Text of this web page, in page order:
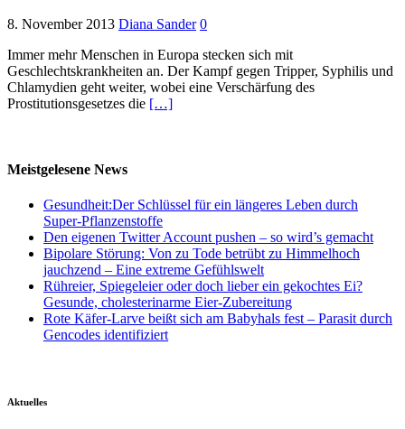
8. November 2013 Diana Sander 0
Immer mehr Menschen in Europa stecken sich mit
Geschlechtskrankheiten an. Der Kampf gegen Tripper, Syphilis und
Chlamydien geht weiter, wobei eine Verschärfung des
Prostitutionsgesetzes die […]
Meistgelesene News
Gesundheit:Der Schlüssel für ein längeres Leben durch
Super-Pflanzenstoffe
Den eigenen Twitter Account pushen – so wird’s gemacht
Bipolare Störung: Von zu Tode betrübt zu Himmelhoch
jauchzend – Eine extreme Gefühlswelt
Rühreier, Spiegeleier oder doch lieber ein gekochtes Ei?
Gesunde, cholesterinarme Eier-Zubereitung
Rote Käfer-Larve beißt sich am Babyhals fest – Parasit durch
Gencodes identifiziert
Aktuelles